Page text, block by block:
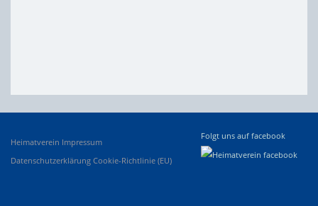
Heimatverein Impressum
Datenschutzerklärung Cookie-Richtlinie (EU)
Folgt uns auf facebook